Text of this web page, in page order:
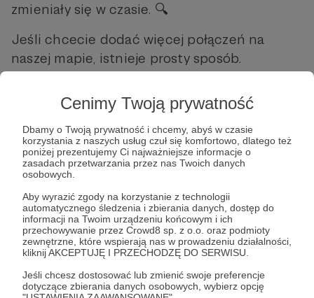
Cenimy Twoją prywatność
Dbamy o Twoją prywatność i chcemy, abyś w czasie
korzystania z naszych usług czuł się komfortowo, dlatego też
poniżej prezentujemy Ci najważniejsze informacje o
zasadach przetwarzania przez nas Twoich danych
osobowych.
Aby wyrazić zgody na korzystanie z technologii
automatycznego śledzenia i zbierania danych, dostęp do
informacji na Twoim urządzeniu końcowym i ich
przechowywanie przez Crowd8 sp. z o.o. oraz podmioty
zewnętrzne, które wspierają nas w prowadzeniu działalności,
kliknij AKCEPTUJĘ I PRZECHODZĘ DO SERWISU.
Jeśli chcesz dostosować lub zmienić swoje preferencje
dotyczące zbierania danych osobowych, wybierz opcję
zmieniały się w czasie. 🔍
Jeśli chcecie dodać więcej połączeń na
naszej mapie, istnieje prosty sposób.
Pamiętajcie o przekazaniu nam 1,5% podatku
i zachęcajcie do tego swoich znajomych! KRS
0000181348https://siecobywatelska.pl/1-5-
procent
Dziękujemy za Wasze wsparcie! ❤
watchdog informacjapubliczna półtoraprocentpodatku
jawnosć
Udostępnij